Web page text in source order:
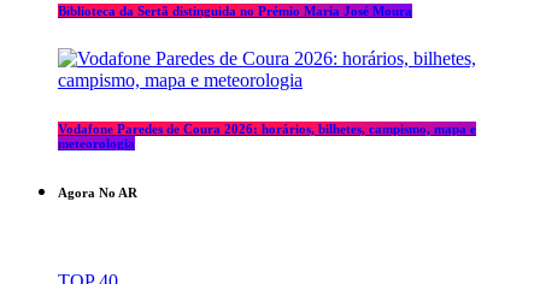
Biblioteca da Sertã distinguida no Prémio Maria José Moura
Vodafone Paredes de Coura 2026: horários, bilhetes, campismo, mapa e
meteorologia
Agora No AR